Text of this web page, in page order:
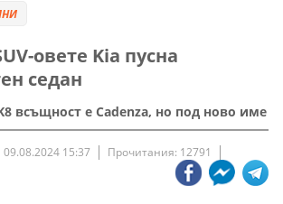
овете Kia пусна
седан
всъщност е Cadenza, но под ново име
09.08.2024 15:37 Прочитания: 12791